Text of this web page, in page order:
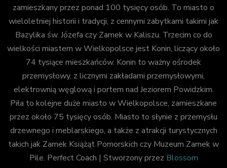
zamieszkany przez ponad 100 tysięcy osób. To miasto o
wieloletniej historii i tradycji, z cennymi zabytkami takimi jak
Bazylika św. Józefa czy Zamek w Kaliszu. Trzecim co do
wielkości miastem w Wielkopolsce jest Konin, liczący około
74 tysiące mieszkańców. Konin to ważny ośrodek
przemysłowy, z licznymi zakładami przemysłowymi,
elektrownią węglową i portem nad Jeziorem Powidzkim.
Piła to kolejne duże miasto w Wielkopolsce, zamieszkane
przez około 75 tysięcy osób. Miasto to słynie z przemysłu
drzewnego i meblarskiego, a także z atrakcji turystycznych
takich jak Zamek Książąt Pomorskich czy Muzeum Zamek w
Pile. Perfect Coach | Stworzony przez Blossom